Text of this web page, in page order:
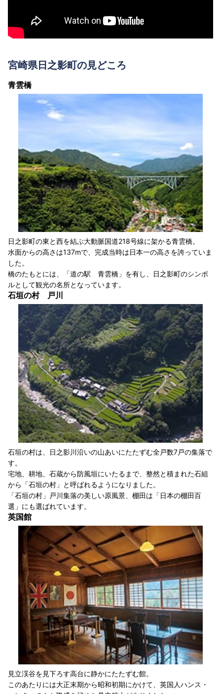
宮崎県日之影町の見どころ
青雲橋
日之影町の東と西を結ぶ大動脈国道218号線に架かる青雲橋。
水面からの高さは137mで、完成当時は日本一の高さを誇っていま
した。
橋のたもとには、「道の駅 青雲橋」を有し、日之影町のシンボ
ルとして観光の名所となっています。
石垣の村 戸川
石垣の村は、日之影川沿いの山あいにたたずむ全戸数7戸の集落で
す。
宅地、耕地、石蔵から防風垣にいたるまで、整然と積まれた石組
から「石垣の村」と呼ばれるようになりました。
「石垣の村」戸川集落の美しい原風景、棚田は「日本の棚田百
選」にも選ばれています。
英国館
見立渓谷を見下ろす高台に静かにたたずむ館。
このあたりには大正末期から昭和初期にかけて、英国人ハンス・